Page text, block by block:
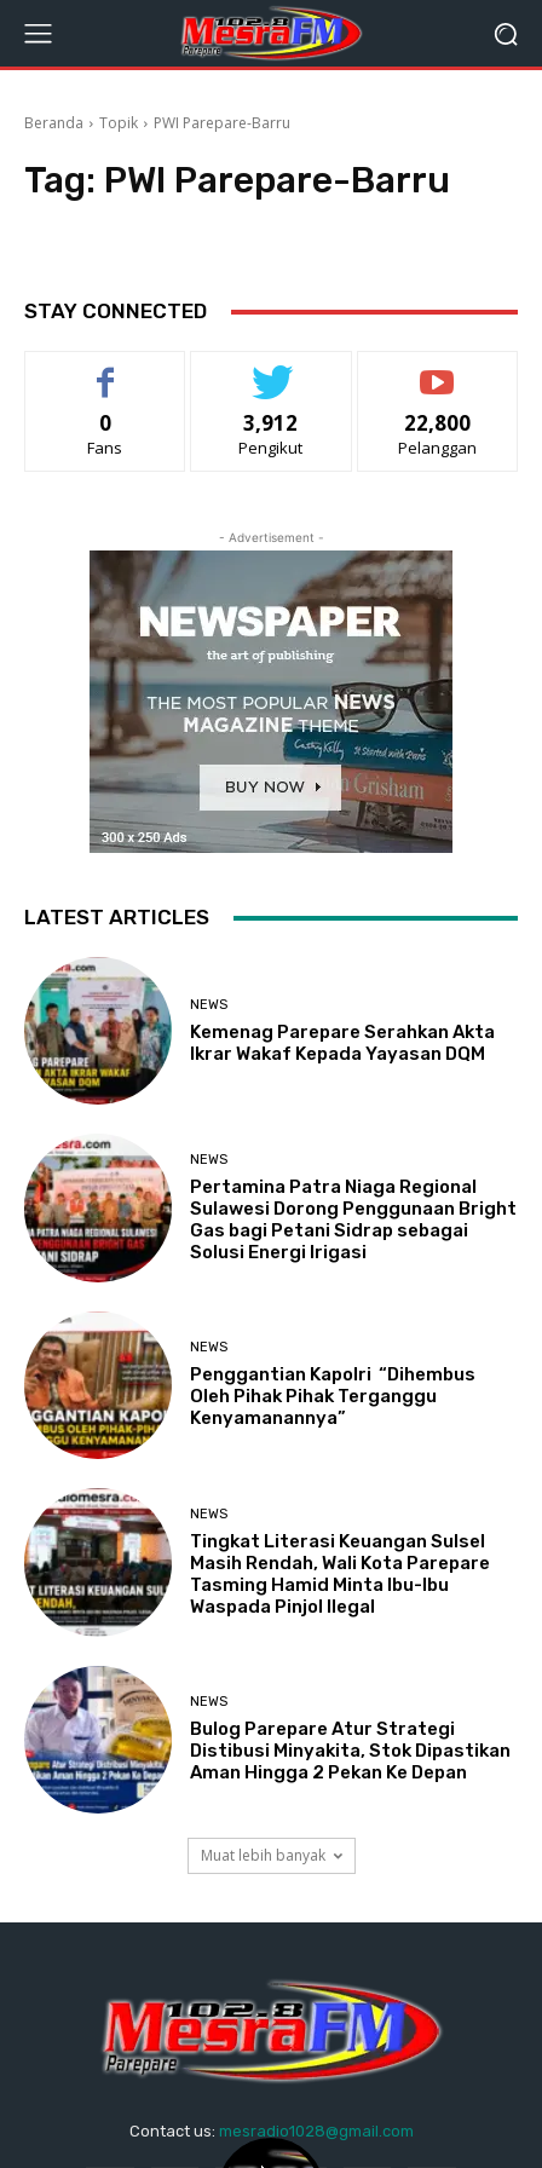
Beranda Topik PWI Parepare-Barru
Tag: PWI Parepare-Barru
STAY CONNECTED
0
Fans
3,912
Pengikut
22,800
Pelanggan
- Advertisement -
LATEST ARTICLES
NEWS
Kemenag Parepare Serahkan Akta
Ikrar Wakaf Kepada Yayasan DQM
NEWS
Pertamina Patra Niaga Regional
Sulawesi Dorong Penggunaan Bright
Gas bagi Petani Sidrap sebagai
Solusi Energi Irigasi
NEWS
Penggantian Kapolri “Dihembus
Oleh Pihak Pihak Terganggu
Kenyamanannya”
NEWS
Tingkat Literasi Keuangan Sulsel
Masih Rendah, Wali Kota Parepare
Tasming Hamid Minta Ibu-Ibu
Waspada Pinjol Ilegal
NEWS
Bulog Parepare Atur Strategi
Distibusi Minyakita, Stok Dipastikan
Aman Hingga 2 Pekan Ke Depan
Muat lebih banyak
Contact us: mesradio1028@gmail.com